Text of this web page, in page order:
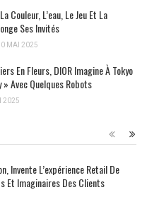
Couleur, L’eau, Le Jeu Et La
Ses Invités
MAI 2025
En Fleurs, DIOR Imagine À Tokyo
Avec Quelques Robots
2025
Invente L’expérience Retail De
Et Imaginaires Des Clients